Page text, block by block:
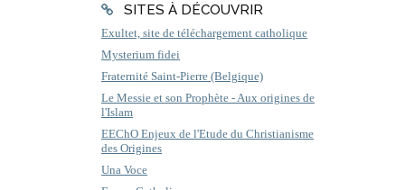
SITES À DÉCOUVRIR
Exultet, site de téléchargement catholique
Mysterium fidei
Fraternité Saint-Pierre (Belgique)
Le Messie et son Prophète - Aux origines de
l'Islam
EEChO Enjeux de l'Etude du Christianisme
des Origines
Una Voce